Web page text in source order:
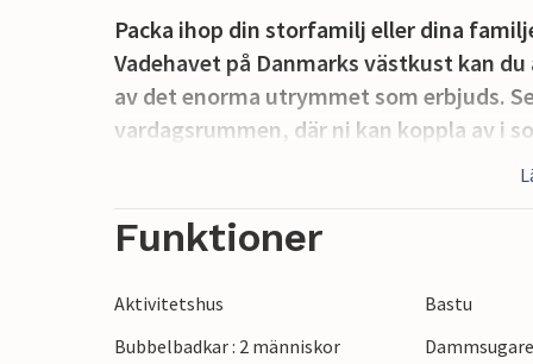
Packa ihop din storfamilj eller dina
Vadehavet på Danmarks västkust kan
av det enorma utrymmet som erbjuds.
vardagsrummen, där ni kan koppla av i
eller laga mat till det hungriga packet i
Försköningsprogrammet är inte heller
Utomhusområdet är rymligt och du har
Funktioner
Aktivitetshus Bastu
Bubbelbadkar : 2 människor
Dammsugare